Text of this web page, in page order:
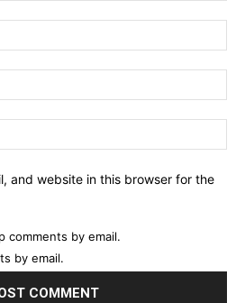
and website in this browser for the
comments by email.
by email.